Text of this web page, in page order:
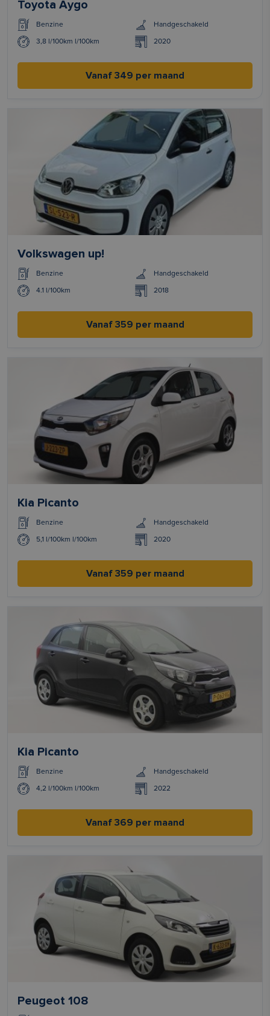
Toyota Aygo
Benzine Handgeschakeld
3,8 l/100km l/100km 2020
Vanaf 349 per maand
Volkswagen up!
Benzine Handgeschakeld
4.1 l/100km 2018
Vanaf 359 per maand
Kia Picanto
Benzine Handgeschakeld
5,1 l/100km l/100km 2020
Vanaf 359 per maand
Kia Picanto
Benzine Handgeschakeld
4,2 l/100km l/100km 2022
Vanaf 369 per maand
Peugeot 108